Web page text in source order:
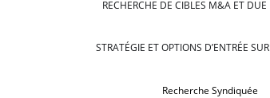
RECHERCHE DE CIBLES M&A ET DUE
STRATÉGIE ET OPTIONS D’ENTRÉE
Recherche Syndiquée